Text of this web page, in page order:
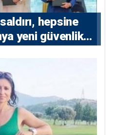
hepsine
yeni güvenlik